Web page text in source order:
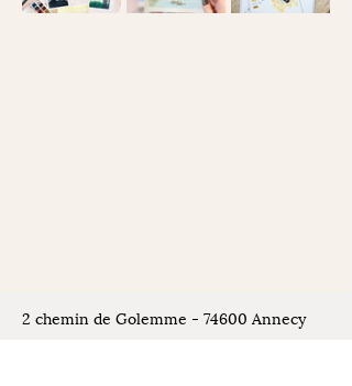
2 chemin de Golemme - 74600 Annecy